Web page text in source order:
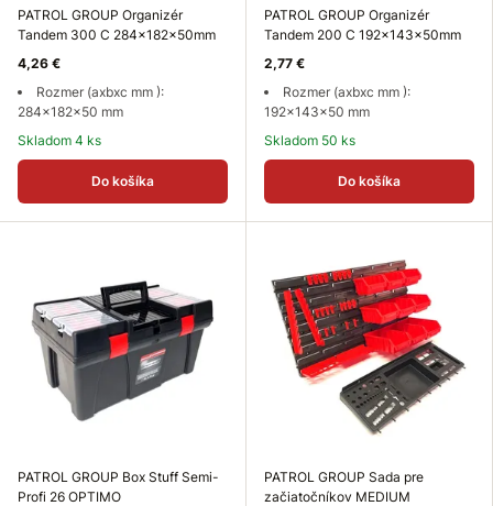
PATROL GROUP Organizér
Tandem 300 C 284x182x50mm
4,26 €
Rozmer (axbxc mm ):
284x182x50 mm
Skladom 4 ks
Do košíka
PATROL GROUP Organizér
Tandem 200 C 192x143x50mm
2,77 €
Rozmer (axbxc mm ):
192x143x50 mm
Skladom 50 ks
Do košíka
PATROL GROUP Box Stuff Semi-
Profi 26 OPTIMO
PATROL GROUP Sada pre
začiatočníkov MEDIUM